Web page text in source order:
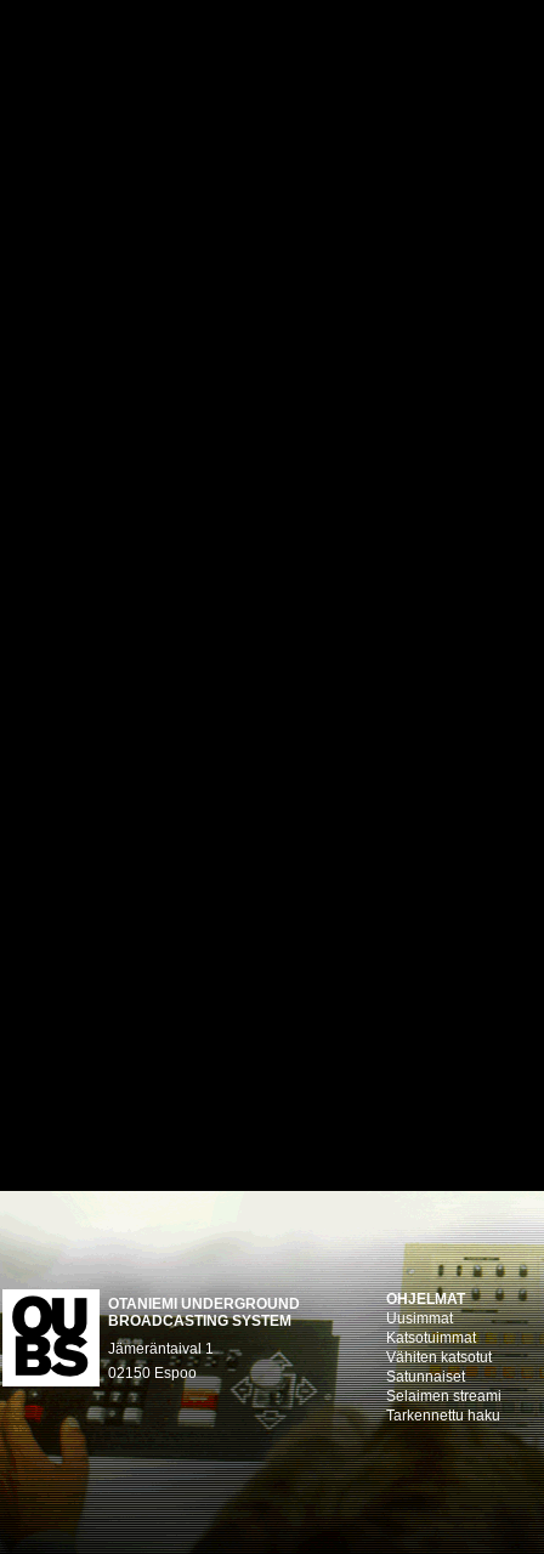
OTANIEMI UNDERGROUND
BROADCASTING SYSTEM
Jämeräntaival 1
02150 Espoo
OHJELMAT
Uusimmat
Katsotuimmat
Vähiten katsotut
Satunnaiset
Selaimen streami
Tarkennettu haku